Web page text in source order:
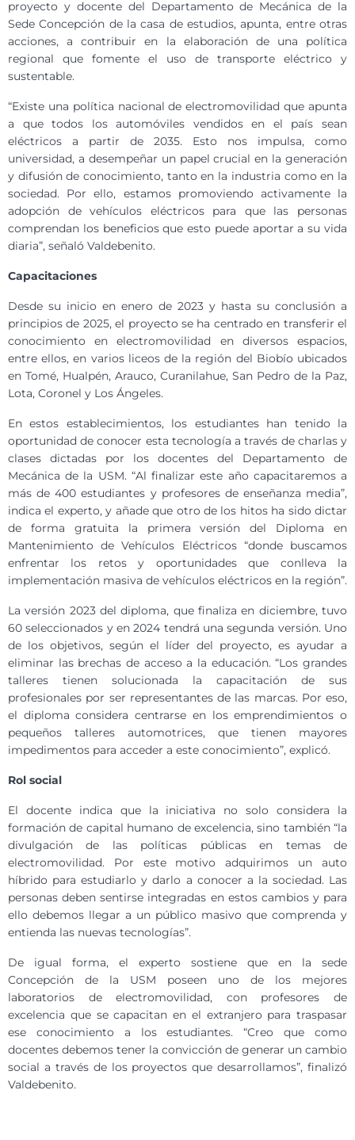
proyecto y docente del Departamento de Mecánica de la
Sede Concepción de la casa de estudios, apunta, entre otras
acciones, a contribuir en la elaboración de una política
regional que fomente el uso de transporte eléctrico y
sustentable.
“Existe una política nacional de electromovilidad que apunta
a que todos los automóviles vendidos en el país sean
eléctricos a partir de 2035. Esto nos impulsa, como
universidad, a desempeñar un papel crucial en la generación
y difusión de conocimiento, tanto en la industria como en la
sociedad. Por ello, estamos promoviendo activamente la
adopción de vehículos eléctricos para que las personas
comprendan los beneficios que esto puede aportar a su vida
diaria”, señaló Valdebenito.
Capacitaciones
Desde su inicio en enero de 2023 y hasta su conclusión a
principios de 2025, el proyecto se ha centrado en transferir el
conocimiento en electromovilidad en diversos espacios,
entre ellos, en varios liceos de la región del Biobío ubicados
en Tomé, Hualpén, Arauco, Curanilahue, San Pedro de la Paz,
Lota, Coronel y Los Ángeles.
En estos establecimientos, los estudiantes han tenido la
oportunidad de conocer esta tecnología a través de charlas y
clases dictadas por los docentes del Departamento de
Mecánica de la USM. “Al finalizar este año capacitaremos a
más de 400 estudiantes y profesores de enseñanza media”,
indica el experto, y añade que otro de los hitos ha sido dictar
de forma gratuita la primera versión del Diploma en
Mantenimiento de Vehículos Eléctricos “donde buscamos
enfrentar los retos y oportunidades que conlleva la
implementación masiva de vehículos eléctricos en la región”.
La versión 2023 del diploma, que finaliza en diciembre, tuvo
60 seleccionados y en 2024 tendrá una segunda versión. Uno
de los objetivos, según el líder del proyecto, es ayudar a
eliminar las brechas de acceso a la educación. “Los grandes
talleres tienen solucionada la capacitación de sus
profesionales por ser representantes de las marcas. Por eso,
el diploma considera centrarse en los emprendimientos o
pequeños talleres automotrices, que tienen mayores
impedimentos para acceder a este conocimiento”, explicó.
Rol social
El docente indica que la iniciativa no solo considera la
formación de capital humano de excelencia, sino también “la
divulgación de las políticas públicas en temas de
electromovilidad. Por este motivo adquirimos un auto
híbrido para estudiarlo y darlo a conocer a la sociedad. Las
personas deben sentirse integradas en estos cambios y para
ello debemos llegar a un público masivo que comprenda y
entienda las nuevas tecnologías”.
De igual forma, el experto sostiene que en la sede
Concepción de la USM poseen uno de los mejores
laboratorios de electromovilidad, con profesores de
excelencia que se capacitan en el extranjero para traspasar
ese conocimiento a los estudiantes. “Creo que como
docentes debemos tener la convicción de generar un cambio
social a través de los proyectos que desarrollamos”, finalizó
Valdebenito.